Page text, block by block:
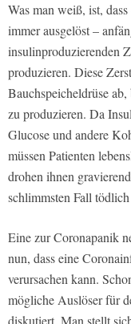
Was man weiß, ist,
immer ausgelöst –
insulinproduzierenden
produzieren. Diese
Bauchspeicheldrüse
zu produzieren. Da
Glucose und andere
müssen Patienten
drohen ihnen
schlimmsten Fall
Eine zur Coronapanik
nun, dass eine
verursachen kann.
mögliche Auslöser für